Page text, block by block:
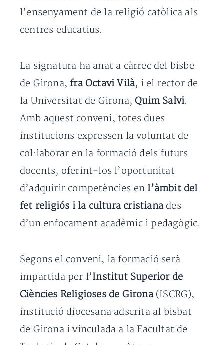
l’ensenyament de la religió catòlica als
centres educatius.
La signatura ha anat a càrrec del bisbe
de Girona, fra Octavi Vilà, i el rector de
la Universitat de Girona,Quim Salvi.
Amb aquest conveni, totes dues
institucions expressen la voluntat de
col·laborar en la formació dels futurs
docents, oferint-los l’oportunitat
d’adquirir competències en l’àmbit del
fet religiós i la cultura cristianades
d’un enfocament acadèmic i pedagògic.
Segons el conveni, la formació serà
impartida per l’Institut Superior de
Ciències Religioses de Girona(ISCRG),
institució diocesana adscrita al bisbat
de Girona i vinculada a la Facultat de